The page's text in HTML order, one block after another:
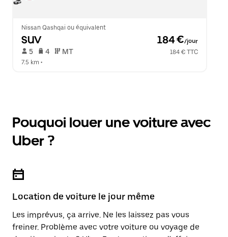
Nissan Qashqai ou équivalent
SUV 184 €/jour
5 4 MT
184 € TTC
7.5 km •
Pouquoi louer une voiture avec
Uber ?
Location de voiture le jour même
Les imprévus, ça arrive. Ne les laissez pas vous
freiner. Problème avec votre voiture ou voyage de